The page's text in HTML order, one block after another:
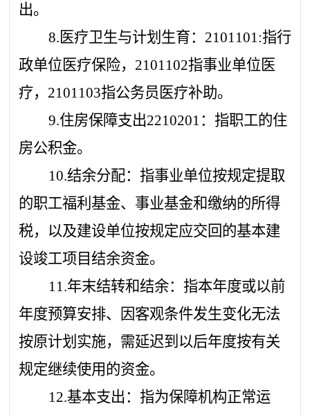
出。
8.医疗卫生与计划生育：2101101:指行
政单位医疗保险，2101102指事业单位医
疗，2101103指公务员医疗补助。
9.住房保障支出2210201：指职工的住
房公积金。
10.结余分配：指事业单位按规定提取
的职工福利基金、事业基金和缴纳的所得
税，以及建设单位按规定应交回的基本建
设竣工项目结余资金。
11.年末结转和结余：指本年度或以前
年度预算安排、因客观条件发生变化无法
按原计划实施，需延迟到以后年度按有关
规定继续使用的资金。
12.基本支出：指为保障机构正常运